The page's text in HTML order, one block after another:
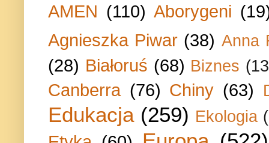
AMEN (110) Aborygeni
Agnieszka Piwar (38) Anna
(28) Białoruś (68) Biznes
Canberra (76) Chiny (63)
Edukacja (259) Ekologia